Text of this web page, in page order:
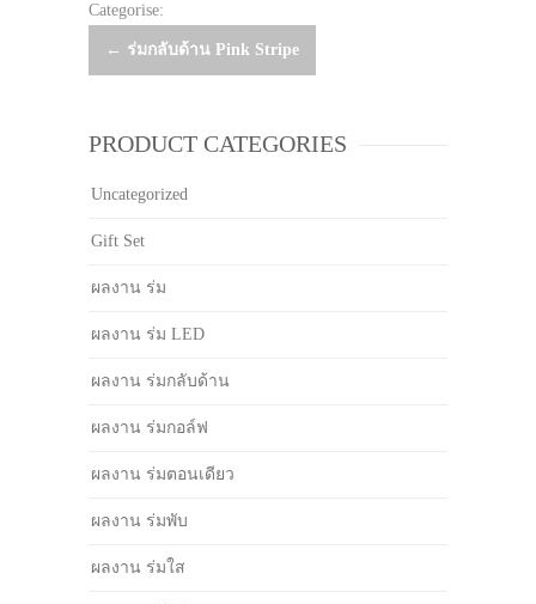
Categorise:
Post
← ร่มกลับด้าน Pink Stripe
PRODUCT CATEGORIES
Uncategorized
Gift Set
ผลงาน ร่ม
ผลงาน ร่ม LED
ผลงาน ร่มกลับด้าน
ผลงาน ร่มกอล์ฟ
ผลงาน ร่มตอนเดียว
ผลงาน ร่มพับ
ผลงาน ร่มใส